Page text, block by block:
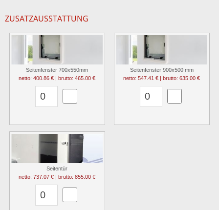
ZUSATZAUSSTATTUNG
Seitenfenster 700x550mm
netto: 400.86 € | brutto: 465.00 €
Seitenfenster 900x500 mm
netto: 547.41 € | brutto: 635.00 €
Seitentür
netto: 737.07 € | brutto: 855.00 €